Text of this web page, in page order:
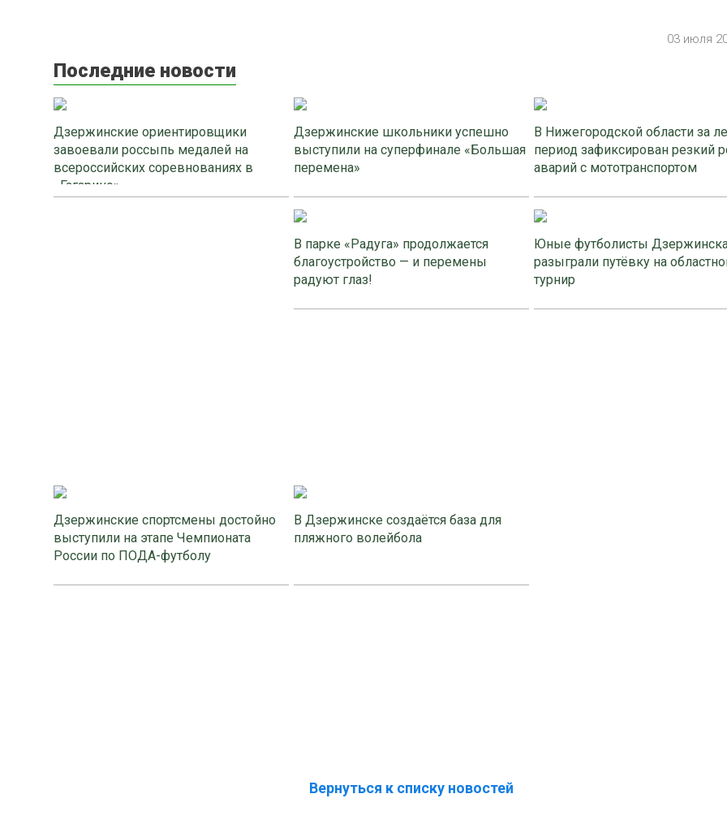
03 июля
Последние новости
Дзержинские ориентировщики
завоевали россыпь медалей на
всероссийских соревнованиях в
«Гагарино»
Дзержинские школьники успешно
выступили на суперфинале «Большая
перемена»
В Нижегородской области за
период зафиксирован резкий
аварий с мототранспортом
В парке «Радуга» продолжается
благоустройство — и перемены
радуют глаз!
Юные футболисты
разыграли путёвку на
турнир
Дзержинские спортсмены достойно
выступили на этапе Чемпионата
России по ПОДА-футболу
В Дзержинске создаётся база для
пляжного волейбола
Вернуться к списку новостей